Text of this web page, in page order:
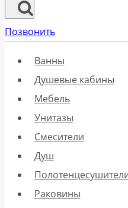
Позвонить
Ванны
Душевые кабины
Мебель
Унитазы
Смесители
Душ
Раковины